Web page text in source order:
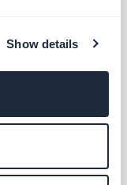
Show details
pero
conexión
que ser
porque ya